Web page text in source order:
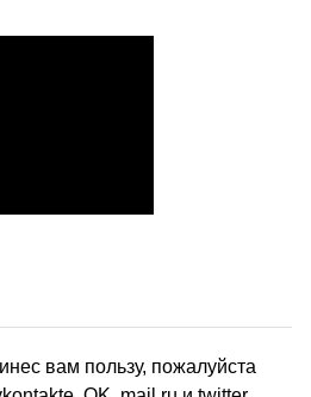
вам пользу, пожалуйста